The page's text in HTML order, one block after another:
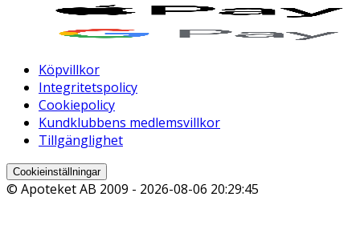
Köpvillkor
Integritetspolicy
Cookiepolicy
Kundklubbens medlemsvillkor
Tillgänglighet
Cookieinställningar
© Apoteket AB 2009 - 2026-08-06 20:29:45